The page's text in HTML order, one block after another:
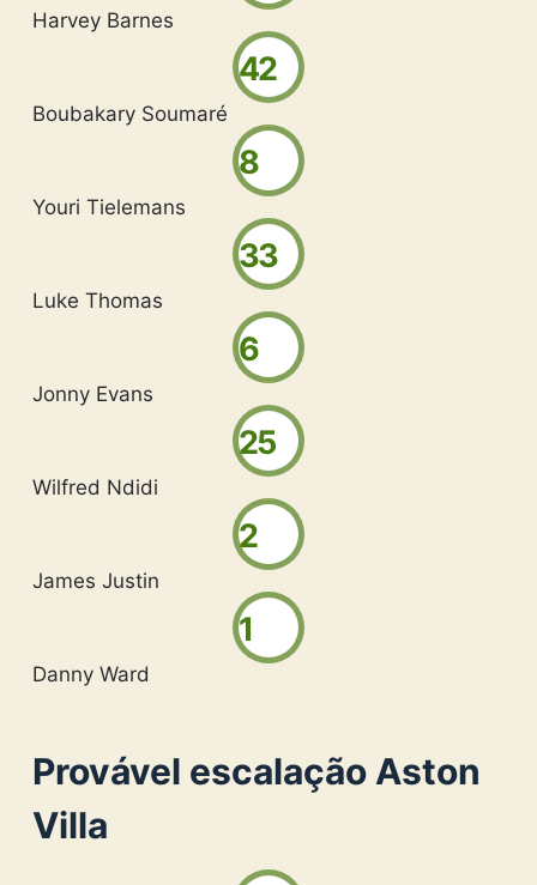
Harvey Barnes
42
Boubakary Soumaré
8
Youri Tielemans
33
Luke Thomas
6
Jonny Evans
25
Wilfred Ndidi
2
James Justin
1
Danny Ward
Provável escalação Aston
Villa